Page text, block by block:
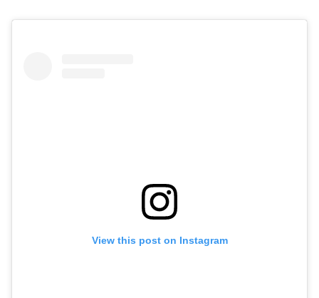
View this post on Instagram